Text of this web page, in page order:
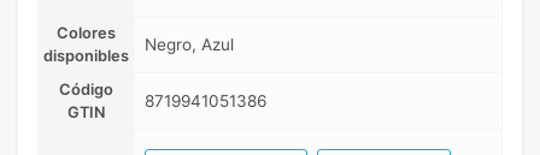
Colores
disponibles
Negro, Azul
Código
GTIN
8719941051386